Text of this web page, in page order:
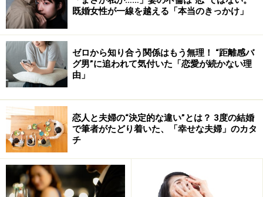
既婚女性が一線を越える「本当のきっかけ」
ゼロから知り合う関係はもう無理！ “距離感バ
グ男”に追われて気付いた「恋愛が続かない理
由」
恋人と夫婦の“決定的な違い”とは？ 3度の結婚
で筆者がたどり着いた、「幸せな夫婦」のカタ
チ